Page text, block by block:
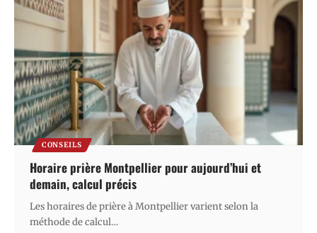
CONSEILS
Horaire prière Montpellier pour aujourd’hui et
demain, calcul précis
Les horaires de prière à Montpellier varient selon la
méthode de calcul…